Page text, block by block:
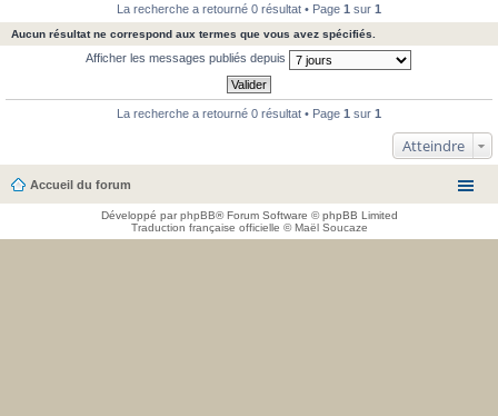
er
La recherche a retourné 0 résultat • Page 1 sur 1
Aucun résultat ne correspond aux termes que vous avez spécifiés.
Afficher les messages publiés depuis
La recherche a retourné 0 résultat • Page 1 sur 1
Atteindre
Accueil du forum
Développé parphpBB® Forum Software © phpBB Limited
Traduction française officielle ©Maël Soucaze